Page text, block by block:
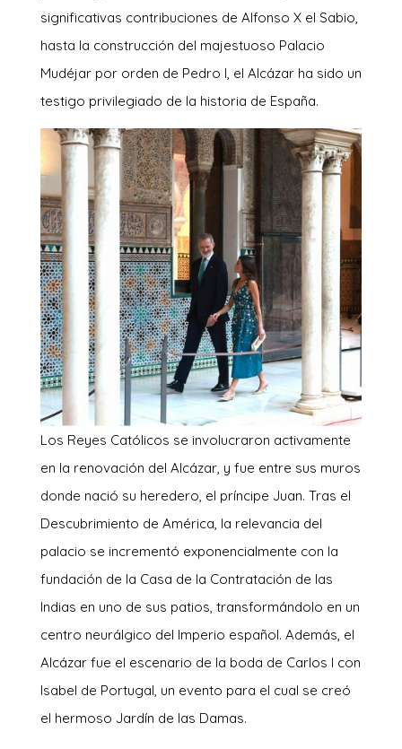
significativas contribuciones de Alfonso X el Sabio,
hasta la construcción del majestuoso Palacio
Mudéjar por orden de Pedro I, el Alcázar ha sido un
testigo privilegiado de la historia de España.
Los Reyes Católicos se involucraron activamente
en la renovación del Alcázar, y fue entre sus muros
donde nació su heredero, el príncipe Juan. Tras el
Descubrimiento de América, la relevancia del
palacio se incrementó exponencialmente con la
fundación de la Casa de la Contratación de las
Indias en uno de sus patios, transformándolo en un
centro neurálgico del Imperio español. Además, el
Alcázar fue el escenario de la boda de Carlos I con
Isabel de Portugal, un evento para el cual se creó
el hermoso Jardín de las Damas.